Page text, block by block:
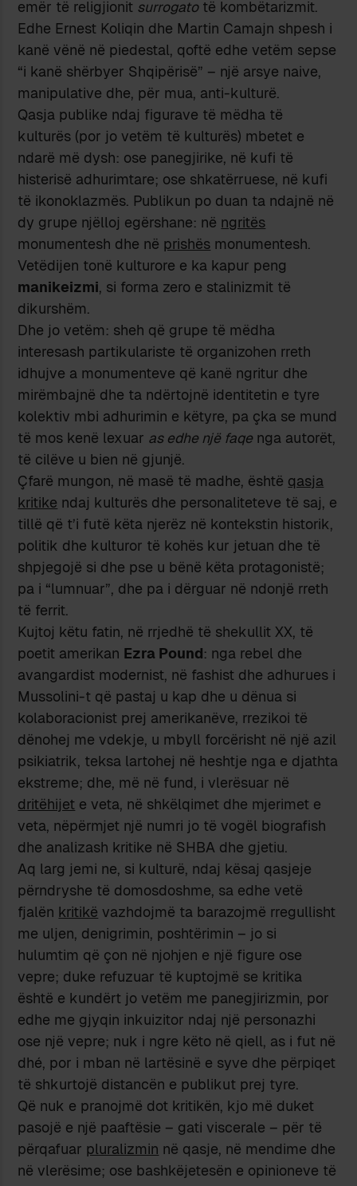
emër të religjionit surrogatotë kombëtarizmit.
Edhe Ernest Koliqin dhe Martin Camajn shpesh i
kanë vënë në piedestal, qoftë edhe vetëm sepse
“i kanë shërbyer Shqipërisë” – një arsye naive,
manipulative dhe, për mua, anti-kulturë.
Qasja publike ndaj figurave të mëdha të
kulturës (por jo vetëm të kulturës) mbetet e
ndarë më dysh: ose panegjirike, në kufi të
histerisë adhurimtare; ose shkatërruese, në kufi
të ikonoklazmës. Publikun po duan ta ndajnë në
dy grupe njëlloj egërshane: në ngritës
monumentesh dhe në prishës monumentesh.
Vetëdijen tonë kulturore e ka kapur peng
manikeizmi, si forma zero e stalinizmit të
dikurshëm.
Dhe jo vetëm: sheh që grupe të mëdha
interesash partikulariste të organizohen rreth
idhujve a monumenteve që kanë ngritur dhe
mirëmbajnë dhe ta ndërtojnë identitetin e tyre
kolektiv mbi adhurimin e këtyre, pa çka se mund
të mos kenë lexuar as edhe një faqe nga autorët,
të cilëve u bien në gjunjë.
Çfarë mungon, në masë të madhe, është qasja
kritike ndaj kulturës dhe personaliteteve të saj, e
tillë që t’i futë këta njerëz në kontekstin historik,
politik dhe kulturor të kohës kur jetuan dhe të
shpjegojë si dhe pse u bënë këta protagonistë;
pa i “lumnuar”, dhe pa i dërguar në ndonjë rreth
të ferrit.
Kujtoj këtu fatin, në rrjedhë të shekullit XX, të
poetit amerikan Ezra Pound: nga rebel dhe
avangardist modernist, në fashist dhe adhurues i
Mussolini-t që pastaj u kap dhe u dënua si
kolaboracionist prej amerikanëve, rrezikoi të
dënohej me vdekje, u mbyll forcërisht në një azil
psikiatrik, teksa lartohej në heshtje nga e djathta
ekstreme; dhe, më në fund, i vlerësuar në
dritëhijet e veta, në shkëlqimet dhe mjerimet e
veta, nëpërmjet një numri jo të vogël biografish
dhe analizash kritike në SHBA dhe gjetiu.
Aq larg jemi ne, si kulturë, ndaj kësaj qasjeje
përndryshe të domosdoshme, sa edhe vetë
fjalën kritikë vazhdojmë ta barazojmë rregullisht
me uljen, denigrimin, poshtërimin – jo si
hulumtim që çon në njohjen e një figure ose
vepre; duke refuzuar të kuptojmë se kritika
është e kundërt jo vetëm me panegjirizmin, por
edhe me gjyqin inkuizitor ndaj një personazhi
ose një vepre; nuk i ngre këto në qiell, as i fut në
dhé, por i mban në lartësinë e syve dhe përpiqet
të shkurtojë distancën e publikut prej tyre.
Që nuk e pranojmë dot kritikën, kjo më duket
pasojë e një paaftësie – gati viscerale – për të
përqafuar pluralizmin në qasje, në mendime dhe
në vlerësime; ose bashkëjetesën e opinioneve të